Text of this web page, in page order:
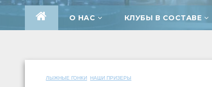
О НАС КЛУБЫ В СОСТАВЕ
ЛЫЖНЫЕ ГОНКИ НАШИ ПРИЗЕРЫ